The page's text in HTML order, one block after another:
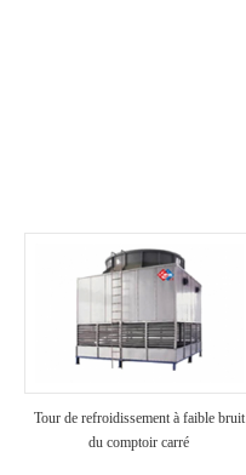
Tour de refroidissement à faible bruit
du comptoir carré